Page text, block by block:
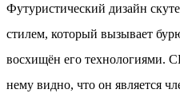
Футуристический дизайн
стилем, который вызывает
восхищён его технологиями.
нему видно, что он является